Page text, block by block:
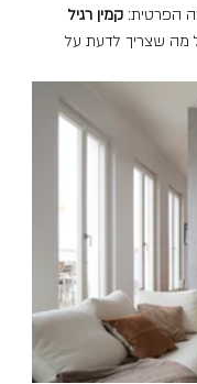
הפרטית: קמין רגיל
מה שצריך לדעת על